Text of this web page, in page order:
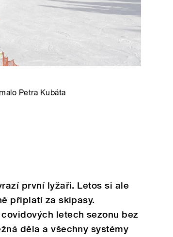
Petra Kubáta
první lyžaři. Letos si ale
připlatí za skipasy.
letech sezonu bez
děla a všechny systémy